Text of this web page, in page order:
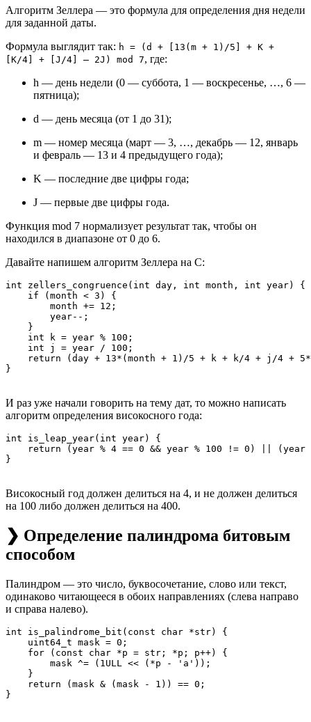
Алгоритм Зеллера — это формула для определения дня недели
для заданной даты.
Формула выглядит так: h = (d + [13(m + 1)/5] + K +
[K/4] + [J/4] – 2J) mod 7, где:
h — день недели (0 — суббота, 1 — воскресенье, …, 6 —
пятница);
d — день месяца (от 1 до 31);
m — номер месяца (март — 3, …, декабрь — 12, январь
и февраль — 13 и 4 предыдущего года);
K — последние две цифры года;
J — первые две цифры года.
Функция mod 7 нормализует результат так, чтобы он
находился в диапазоне от 0 до 6.
Давайте напишем алгоритм Зеллера на C:
int zellers_congruence(int day, int month, int year) {
    if (month < 3) {
        month += 12;
        year--;
    }
    int k = year % 100;
    int j = year / 100;
return (day + 13*(month + 1)/5 + k + k/4 + j/4 +
И раз уже начали говорить на тему дат, то можно написать
алгоритм определения високосного года:
int is_leap_year(int year) {
return (year % 4 == 0 && year % 100 != 0) || (year
Високосный год должен делиться на 4, и не должен делиться
на 100 либо должен делиться на 400.
❯ Определение палиндрома битовым
способом
Палиндром — это число, буквосочетание, слово или текст,
одинаково читающееся в обоих направлениях (слева направо
и справа налево).
int is_palindrome_bit(const char *str) {
    uint64_t mask = 0;
    for (const char *p = str; *p; p++) {
        mask ^= (1ULL << (*p - 'a'));
    }
    return (mask & (mask - 1)) == 0;